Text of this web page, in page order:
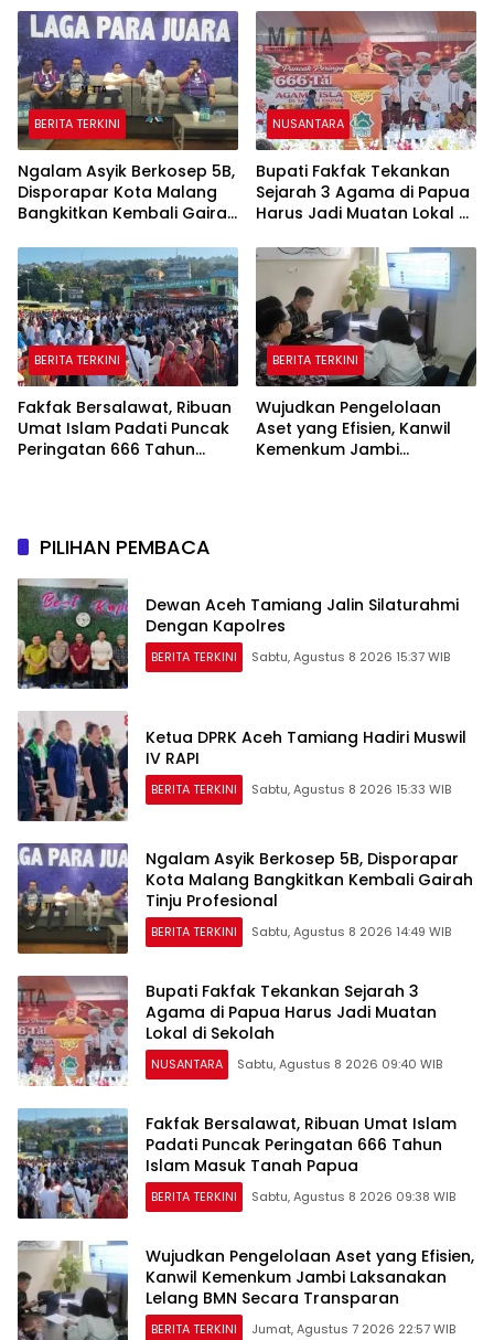
BERITA TERKINI
Ngalam Asyik Berkosep 5B,
Disporapar Kota Malang
Bangkitkan Kembali Gairah
NUSANTARA
Bupati Fakfak Tekankan
Sejarah 3 Agama di Papua
Harus Jadi Muatan Lokal di
BERITA TERKINI
Fakfak Bersalawat, Ribuan
Umat Islam Padati Puncak
Peringatan 666 Tahun
BERITA TERKINI
Wujudkan Pengelolaan
Aset yang Efisien, Kanwil
Kemenkum Jambi
PILIHAN PEMBACA
Dewan Aceh Tamiang Jalin Silaturahmi
Dengan Kapolres
BERITA TERKINI Sabtu, Agustus 8 2026 15:37 WIB
Ketua DPRK Aceh Tamiang Hadiri Muswil
IV RAPI
BERITA TERKINI Sabtu, Agustus 8 2026 15:33 WIB
Ngalam Asyik Berkosep 5B, Disporapar
Kota Malang Bangkitkan Kembali Gairah
Tinju Profesional
BERITA TERKINI Sabtu, Agustus 8 2026 14:49 WIB
Bupati Fakfak Tekankan Sejarah 3
Agama di Papua Harus Jadi Muatan
Lokal di Sekolah
NUSANTARA Sabtu, Agustus 8 2026 09:40 WIB
Fakfak Bersalawat, Ribuan Umat Islam
Padati Puncak Peringatan 666 Tahun
Islam Masuk Tanah Papua
BERITA TERKINI Sabtu, Agustus 8 2026 09:38 WIB
Wujudkan Pengelolaan Aset yang Efisien,
Kanwil Kemenkum Jambi Laksanakan
Lelang BMN Secara Transparan
BERITA TERKINI Jumat, Agustus 7 2026 22:57 WIB